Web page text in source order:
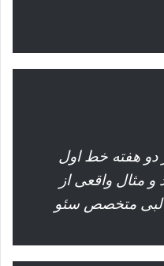
دو هفته خط اول
و مثال واقعی از
متخصص سئو